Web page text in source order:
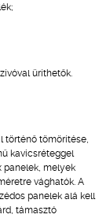
üríthetők.
történő tömörítése,
kavicsréteggel
panelek, melyek
vághatók. A
panelek alá kell
támasztó